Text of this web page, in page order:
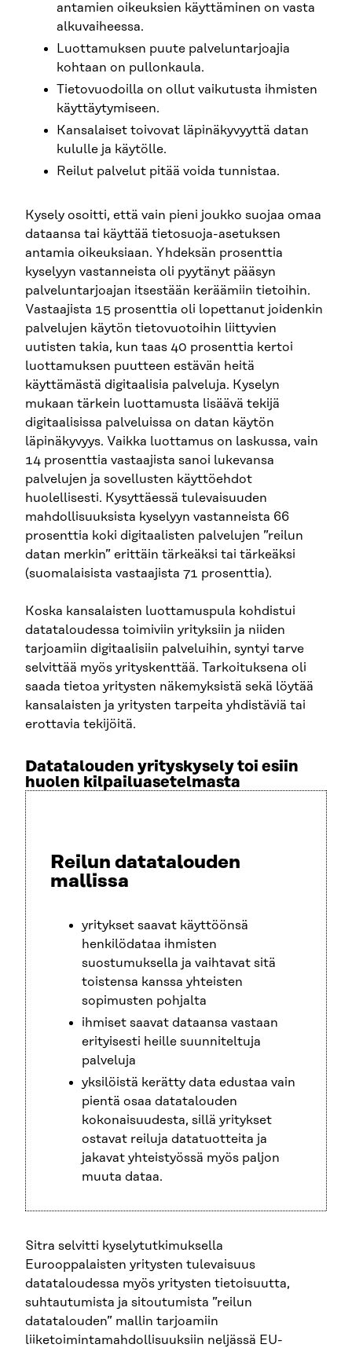
antamien oikeuksien käyttäminen on vasta
alkuvaiheessa.
Luottamuksen puute palveluntarjoajia
kohtaan on pullonkaula.
Tietovuodoilla on ollut vaikutusta ihmisten
käyttäytymiseen.
Kansalaiset toivovat läpinäkyvyyttä datan
kululle ja käytölle.
Reilut palvelut pitää voida tunnistaa.
Kysely osoitti, että vain pieni joukko suojaa omaa
dataansa tai käyttää tietosuoja-asetuksen
antamia oikeuksiaan. Yhdeksän prosenttia
kyselyyn vastanneista oli pyytänyt pääsyn
palveluntarjoajan itsestään keräämiin tietoihin.
Vastaajista 15 prosenttia oli lopettanut joidenkin
palvelujen käytön tietovuotoihin liittyvien
uutisten takia, kun taas 40 prosenttia kertoi
luottamuksen puutteen estävän heitä
käyttämästä digitaalisia palveluja. Kyselyn
mukaan tärkein luottamusta lisäävä tekijä
digitaalisissa palveluissa on datan käytön
läpinäkyvyys. Vaikka luottamus on laskussa, vain
14 prosenttia vastaajista sanoi lukevansa
palvelujen ja sovellusten käyttöehdot
huolellisesti. Kysyttäessä tulevaisuuden
mahdollisuuksista kyselyyn vastanneista 66
prosenttia koki digitaalisten palvelujen ”reilun
datan merkin” erittäin tärkeäksi tai tärkeäksi
(suomalaisista vastaajista 71 prosenttia).
Koska kansalaisten luottamuspula kohdistui
datataloudessa toimiviin yrityksiin ja niiden
tarjoamiin digitaalisiin palveluihin, syntyi tarve
selvittää myös yrityskenttää. Tarkoituksena oli
saada tietoa yritysten näkemyksistä sekä löytää
kansalaisten ja yritysten tarpeita yhdistäviä tai
erottavia tekijöitä.
Datatalouden yrityskysely toi esiin
huolen kilpailuasetelmasta
Reilun datatalouden
mallissa
yritykset saavat käyttöönsä
henkilödataa ihmisten
suostumuksella ja vaihtavat sitä
toistensa kanssa yhteisten
sopimusten pohjalta
ihmiset saavat dataansa vastaan
erityisesti heille suunniteltuja
palveluja
yksilöistä kerätty data edustaa vain
pientä osaa datatalouden
kokonaisuudesta, sillä yritykset
ostavat reiluja datatuotteita ja
jakavat yhteistyössä myös paljon
muuta dataa.
Sitra selvitti kyselytutkimuksella
Eurooppalaisten yritysten tulevaisuus
datataloudessa myös yritysten tietoisuutta,
suhtautumista ja sitoutumista ”reilun
datatalouden” mallin tarjoamiin
liiketoimintamahdollisuuksiin neljässä EU-